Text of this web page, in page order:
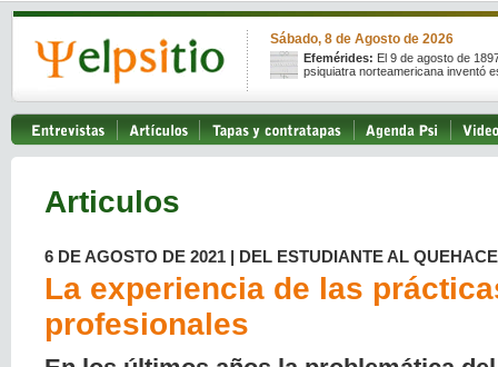
Sábado, 8 de Agosto de 2026
Efemérides: El 9 de agosto de
psiquiatra norteamericana inventó
Articulos
6 DE AGOSTO DE 2021 | DEL ESTUDIANTE AL
La experiencia de las
profesionales